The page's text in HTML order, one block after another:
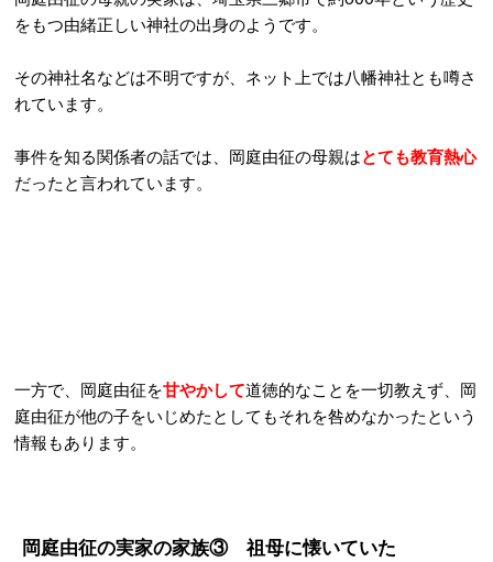
をもつ由緒正しい神社の出身のようです。
その神社名などは不明ですが、ネット上では八幡神社とも噂さ
れています。
事件を知る関係者の話では、岡庭由征の母親はとても教育熱心
だったと言われています。
一方で、岡庭由征を甘やかして道徳的なことを一切教えず、岡
庭由征が他の子をいじめたとしてもそれを咎めなかったという
情報もあります。
岡庭由征の実家の家族③祖母に懐いていた